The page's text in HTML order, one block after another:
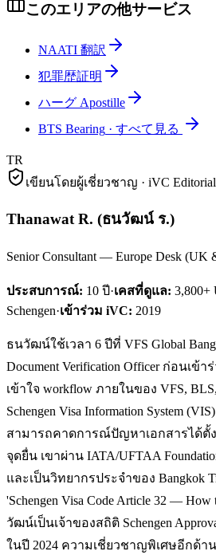
このエリアの他サービス
NAATI 翻訳
犯罪歴証明
ハーグ Apostille
BTS Bearing · すべて見る
TR
เขียนโดยผู้เชี่ยวชาญ · iVC Editorial
Thanawat R. (ธนวัฒน์ ร.)
Senior Consultant — Europe Desk (UK
ประสบการณ์: 10 ปี·เคสที่ดูแล: 3,800+
Schengen·เข้าร่วม iVC: 2019
ธนวัฒน์ใช้เวลา 6 ปีที่ VFS Global
Document Verification Officer ก่อนเข้า
เข้าใจ workflow ภายในของ VFS,
Schengen Visa Information System
สามารถคาดการณ์ปัญหาเอกสารได้ตั้ง
จุดยื่น เขาผ่าน IATA/UFTAA
และเป็นวิทยากรประจำของ Bangkok
'Schengen Visa Code Article 32 — How
วัฒน์เป็นเจ้าของสถิติ Schengen
ในปี 2024 ความเชี่ยวชาญพิเศษอีกด้า